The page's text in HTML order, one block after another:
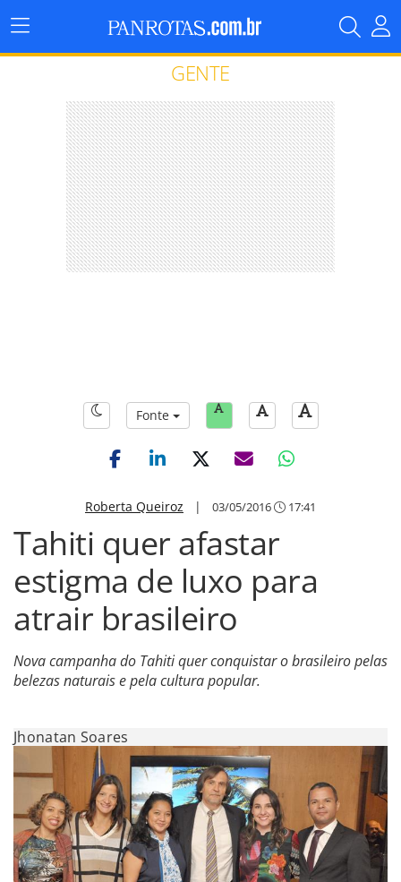
Menu
Principal
GENTE
Fonte
Roberta Queiroz | 03/05/2016 17:41
Tahiti quer afastar
estigma de luxo para
atrair brasileiro
Nova campanha do Tahiti quer conquistar o brasileiro pelas
belezas naturais e pela cultura popular.
Jhonatan Soares